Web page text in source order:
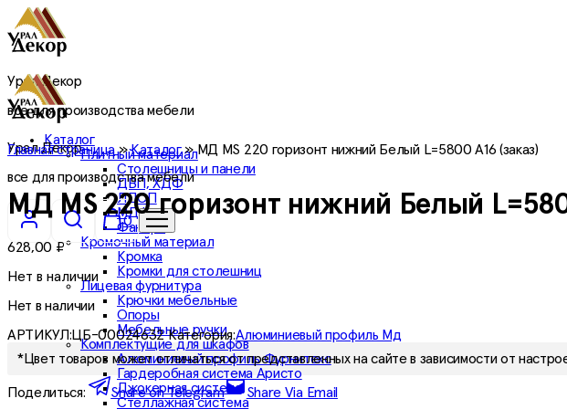
Урал Декор
все для производства мебели
Каталог
Плитный материал
Столешницы и панели
ДВП, ХДФ
ЛДСП
МДФ
Фанера
Кромочный материал
Кромка
Кромки для столешниц
Лицевая фурнитура
Крючки мебельные
Опоры
Мебельные ручки
Комплектущие для шкафов
Алюминиевый профиль Фурнитекс
Гардеробная система Аристо
Джокерная система
Стеллажная система
Урал Декор
все для производства мебели
0
Главная страница»Каталог»МД MS 220 горизонт нижний Белый L=5800 A16 (заказ)
МД MS 220 горизонт нижний Белый
628,00 ₽
Нет в наличии
Нет в наличии
АРТИКУЛ:ЦБ-00024632 Категория:Алюминиевый профиль Мд
*Цвет товаров может отличаться от представленных на сайте в зависимости от
Поделиться: Share on Telegram Share Via Email